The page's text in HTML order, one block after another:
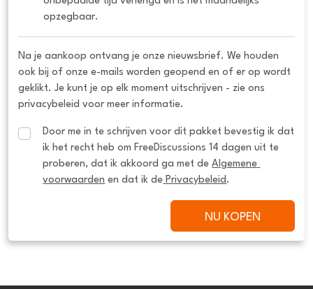
opzegbaar.
Na je aankoop ontvang je onze nieuwsbrief. We houden
ook bij of onze e-mails worden geopend en of er op wordt
geklikt. Je kunt je op elk moment uitschrijven - zie ons
privacybeleid voor meer informatie.
Door me in te schrijven voor dit pakket bevestig ik dat
ik het recht heb om FreeDiscussions 14 dagen uit te
proberen, dat ik akkoord ga met de Algemene
voorwaarden en dat ik de Privacybeleid .
NU KOPEN